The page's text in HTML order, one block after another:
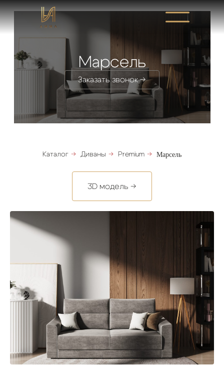
Марсель
Заказать звонок →
Каталог → Диваны → Premium → Марсель
3D модель →